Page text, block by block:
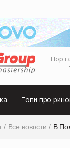
Топи про
Все новости В